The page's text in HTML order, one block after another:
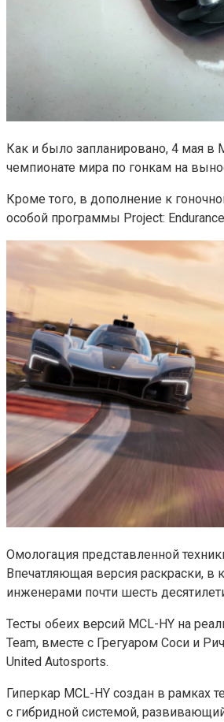
Как и было запланировано, 4 мая в
чемпионате мира по гонкам на
Кроме того, в дополнение к
особой программы Project:
Омологация представленной
Впечатляющая версия раскраски, в
инженерами почти шесть
Тесты обеих версий MCL-HY на
Team, вместе с Грегуаром Соси и
United Autosports.
Гиперкар MCL-HY создан в рамках
с гибридной системой,